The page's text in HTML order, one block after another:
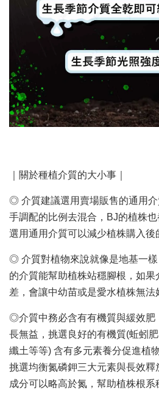
｜關於種植介質的大小事｜
◎ 介質建議選用賣場販售的通用
手調配的比例去混合，BJ的植株也
選用通用介質可以減少植株購入後
◎ 介質對植物來說就像是地基一
的介質能幫助植株站穩腳根，如
差，會讓中幼苗或是愛水植株無法
◎介質中務必含有有機質與緩效肥
長無益，挑選良好的有機質(蚯蚓
纖土等等) 含有多元素養分促進植
挑選均衡氮磷鉀三大元素與長效
成分可以略高於氮，幫助植株根系